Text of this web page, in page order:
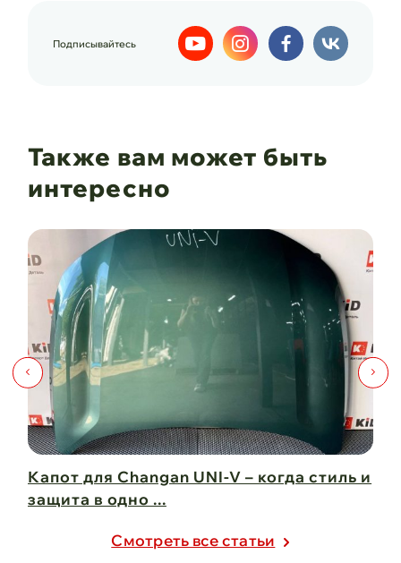
Подписывайтесь
Также вам может быть
интересно
Капот для Changan UNI-V – когда стиль и
защита в одно ...
Cмотреть все статьи